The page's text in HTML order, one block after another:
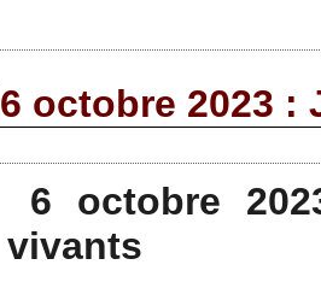
6 octobre 2023 :
6 octobre
vivants